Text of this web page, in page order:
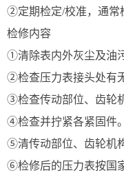
②定期检定/校准，通常
检修内容
①清除表内外灰尘及油
②检查压力表接头处有
③检查传动部位、齿轮
④检查并拧紧各紧固件。
⑤清传动部位、齿轮机
⑥检修后的压力表按国